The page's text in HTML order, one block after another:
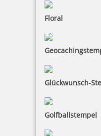
Floral
Glückwunsch-
Golfballstempel
Trodat Classic
Jetzt gestalten